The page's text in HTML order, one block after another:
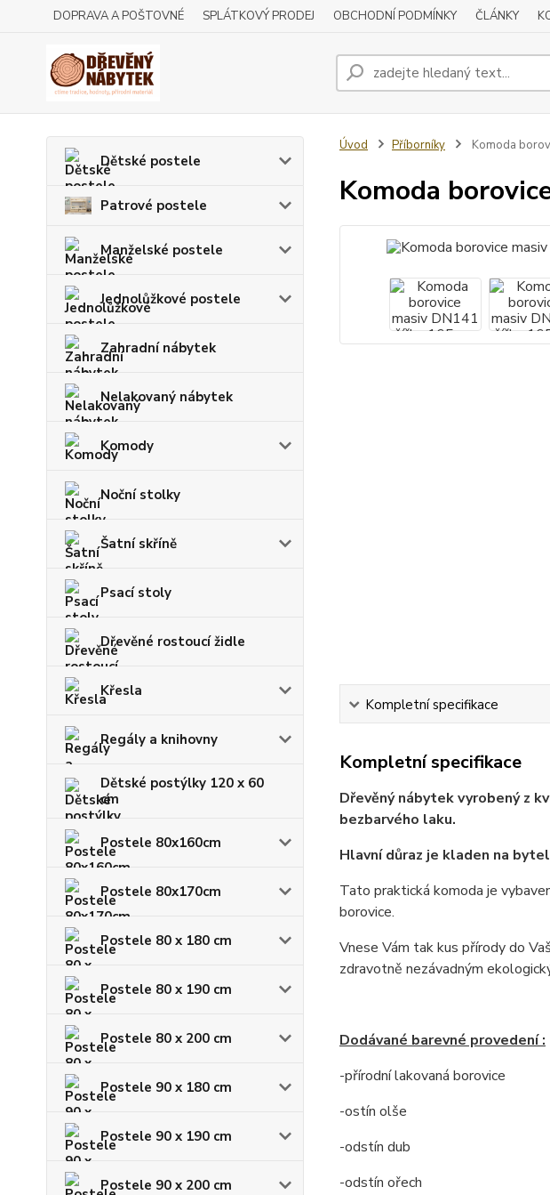
DOPRAVA A POŠTOVNÉ SPLÁTKOVÝ PRODEJ OBCHODNÍ PODMÍNKY ČLÁNKY
Dětské postele
Patrové postele
Manželské postele
Jednolůžkové postele
Zahradní nábytek
Nelakovaný nábytek
Komody
Noční stolky
Šatní skříně
Psací stoly
Dřevěné rostoucí židle
Křesla
Regály a knihovny
Dětské postýlky 120 x 60
cm
Postele 80x160cm
Postele 80x170cm
Postele 80 x 180 cm
Postele 80 x 190 cm
Postele 80 x 200 cm
Postele 90 x 180 cm
Postele 90 x 190 cm
Postele 90 x 200 cm
Úvod Příborníky Komoda
Komoda
Kompletní specifikace
Kompletní specifikace
Dřevěný nábytek vyrobený z
bezbarvého laku.
Hlavní důraz je kladen na
Tato praktická komoda je
borovice.
Vnese Vám tak kus přírody do
zdravotně nezávadným
Dodávané barevné provedení :
-přírodní lakovaná borovice
-ostín olše
-odstín dub
-odstín ořech